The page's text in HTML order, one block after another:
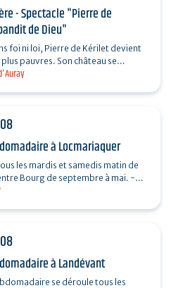
- Spectacle "Pierre de
de Dieu"
foi ni loi, Pierre de Kérilet devient
pauvres. Son château se
refuge, sa vie en offrande.
08
à Locmariaquer
les mardis et samedis matin de
de juin à août.
08
à Landévant
se déroule tous les